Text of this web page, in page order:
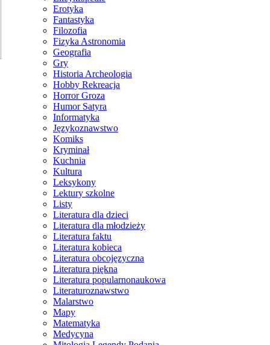
Erotyka
Fantastyka
Filozofia
Fizyka Astronomia
Geografia
Gry
Historia Archeologia
Hobby Rekreacja
Horror Groza
Humor Satyra
Informatyka
Językoznawstwo
Komiks
Kryminał
Kuchnia
Kultura
Leksykony
Lektury szkolne
Listy
Literatura dla dzieci
Literatura dla młodzieży
Literatura faktu
Literatura kobieca
Literatura obcojęzyczna
Literatura piękna
Literatura popularnonaukowa
Literaturoznawstwo
Malarstwo
Mapy
Matematyka
Medycyna